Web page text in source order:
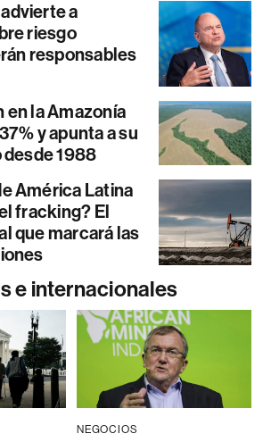
a
riesgo
responsables
la Amazonía
y apunta a su
desde 1988
América Latina
fracking? El
que marcará las
e internacionales
NEGOCIOS